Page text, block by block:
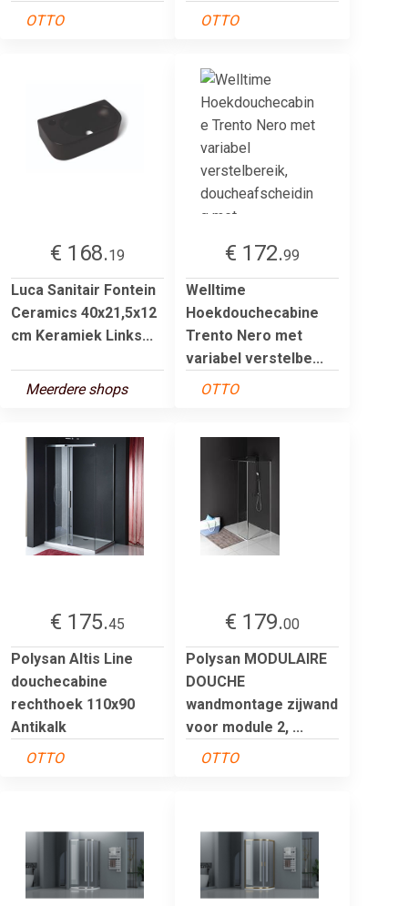
OTTO
OTTO
€ 168.19
Luca Sanitair Fontein
Ceramics 40x21,5x12
cm Keramiek Links...
Meerdere shops
€ 172.99
Welltime
Hoekdouchecabine
Trento Nero met
variabel verstelbe...
OTTO
€ 175.45
Polysan Altis Line
douchecabine
rechthoek 110x90
Antikalk
OTTO
€ 179.00
Polysan MODULAIRE
DOUCHE
wandmontage zijwand
voor module 2, ...
OTTO